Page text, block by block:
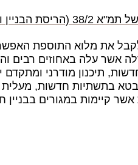
תמ"א 38/2 (הריסת הבניין
אשר עלה באחוזים רבים
תיכנון מודרני ומתקדם
בתשתיות חדשות, מעלית